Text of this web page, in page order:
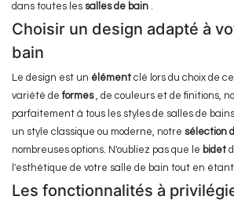
dans toutes les salles de bain .
Choisir un design adapté à
bain
Le design est un élément clé lors du choix de
variété de formes, de couleurs et de finitions,
parfaitement à tous les styles de salles de
un style classique ou moderne, notre sélection
nombreuses options. N'oubliez pas que le bidet
l'esthétique de votre salle de bain tout en
Les fonctionnalités à